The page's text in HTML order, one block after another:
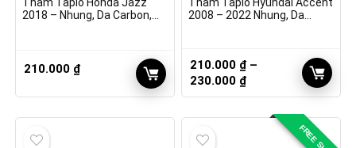
2018 – Nhung, Da Carbon,
210.000 ₫
2008 – 2022 Nhung, Da
210.000 ₫ –
230.000 ₫Khoảng
giá:
210.000 ₫